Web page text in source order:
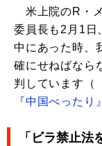
米上院のR・
委員長も2月1日
中にあった時、
確にせねばなら
判しています（「
『中国べった
「ビラ禁止法